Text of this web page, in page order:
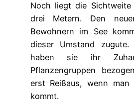
Noch liegt die
drei Metern. Den
Bewohnern im See
dieser Umstand
haben sie ihr
Pflanzengruppen
erst Reißaus, wenn
kommt.